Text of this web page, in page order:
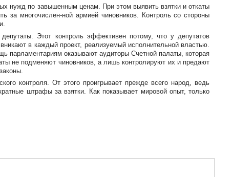
нужд по завышенным ценам. При этом выявить взятки и откаты
за многочислен-нойармией чиновников. Контроль со стороны
Этот контроль эффективен потому, что у депутатов
в каждый проект, реализуемый исполнительной властью.
парламентариям оказывают аудиторы Счетной палаты, которая
не подменяют чиновников, а лишь контролируют их и предают
контроля. От этого проигрывает прежде всего народ, ведь
штрафы за взятки. Как показывает мировой опыт, только